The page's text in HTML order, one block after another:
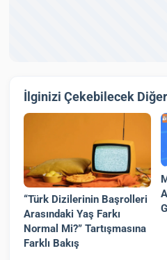
İlginizi Çekebilecek
“Türk Dizilerinin Başrolleri
Arasındaki Yaş Farkı
Normal Mi?” Tartışmasına
Farklı Bakış